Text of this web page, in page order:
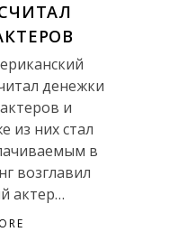
денежки
и
из них стал
в
возглавил
актер…